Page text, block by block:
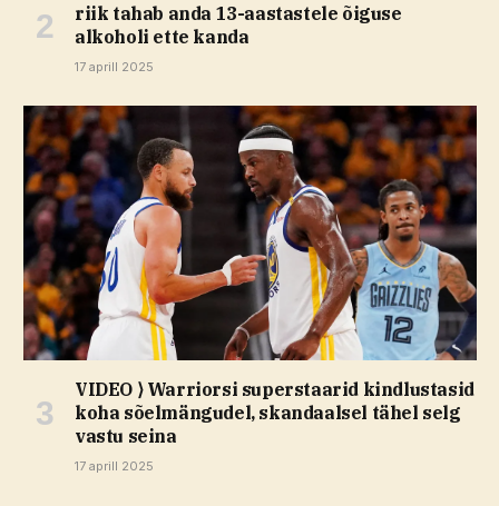
riik tahab anda 13-aastastele õiguse
alkoholi ette kanda
17 aprill 2025
VIDEO ⟩ Warriorsi superstaarid kindlustasid
koha sõelmängudel, skandaalsel tähel selg
vastu seina
17 aprill 2025